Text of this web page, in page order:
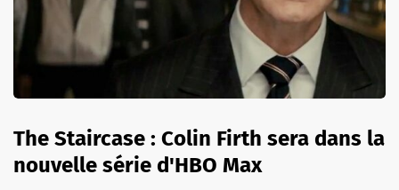
The Staircase : Colin Firth sera dans la
nouvelle série d'HBO Max